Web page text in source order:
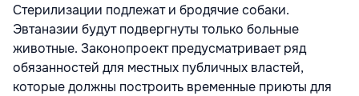
Стерилизации подлежат и бродячие собаки.
Эвтаназии будут подвергнуты только больные
животные. Законопроект предусматривает ряд
обязанностей для местных публичных властей,
которые должны построить временные приюты для